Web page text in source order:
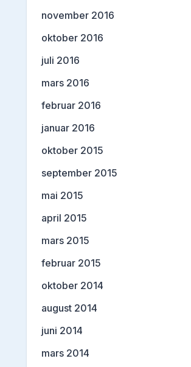
november 2016
oktober 2016
juli 2016
mars 2016
februar 2016
januar 2016
oktober 2015
september 2015
mai 2015
april 2015
mars 2015
februar 2015
oktober 2014
august 2014
juni 2014
mars 2014